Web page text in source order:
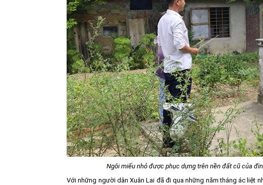
Ngôi miếu nhỏ được phục dựng trên nền đất cũ của
Với những người dân Xuân Lai đã đi qua những năm tháng ác liệt